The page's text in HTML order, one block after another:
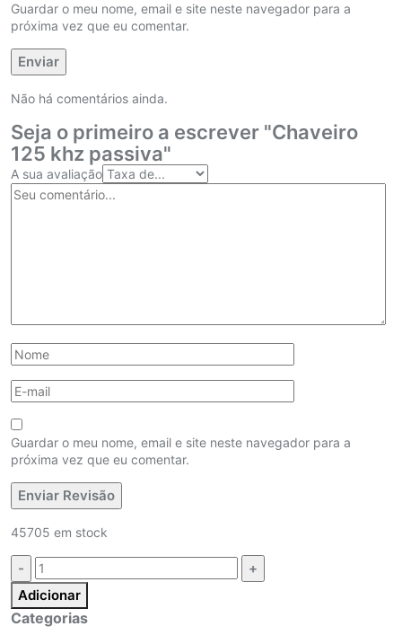
Guardar o meu nome, email e site neste navegador para a
próxima vez que eu comentar.
Não há comentários ainda.
Seja o primeiro a escrever "Chaveiro
125 khz passiva"
A sua avaliação
Guardar o meu nome, email e site neste navegador para a
próxima vez que eu comentar.
45705 em stock
Quantidade:
Adicionar
Categorias